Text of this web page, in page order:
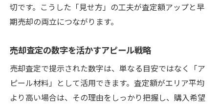
切です。こうした「見せ方」の工夫が査定額アップと早
期売却の両立につながります。
売却査定の数字を活かすアピール戦略
売却査定で提示された数字は、単なる目安ではなく「ア
ピール材料」として活用できます。査定額がエリア平均
より高い場合は、その理由をしっかり把握し、購入希望